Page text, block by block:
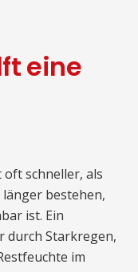
eine
schneller, als
bestehen,
ist. Ein
durch Starkregen,
im